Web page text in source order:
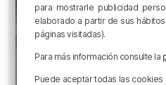
para mostrarle publicidad
elaborado a partir de sus
páginas visitadas).
Para más información consulte la
Puede aceptar todas las